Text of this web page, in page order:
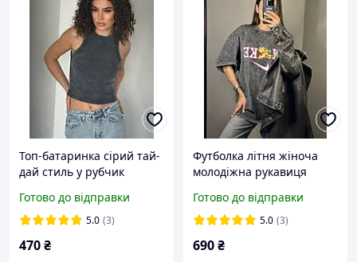
Топ-батаринка сірий тай-
дай стиль у рубчик
модний чудової якості
Готово до відправки
5.0 (3)
470₴
Футболка літня жіноча
молодіжна рукавиця
жіноча модна
Готово до відправки
5.0 (3)
690₴